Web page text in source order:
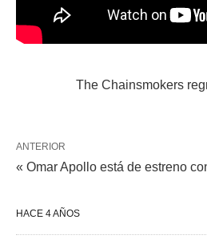
The Chainsmokers
ANTERIOR
« Omar Apollo está de estreno
HACE 4 AÑOS